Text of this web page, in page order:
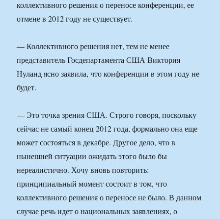
коллективного решения о переносе конференции, ее
отмене в 2012 году не существует.
— Коллективного решения нет, тем не менее
представитель Госдепартамента США Виктория
Нуланд ясно заявила, что конференции в этом году не
будет.
— Это точка зрения США. Строго говоря, поскольку
сейчас не самый конец 2012 года, формально она еще
может состояться в декабре. Другое дело, что в
нынешней ситуации ожидать этого было бы
нереалистично. Хочу вновь повторить:
принципиальный момент состоит в том, что
коллективного решения о переносе не было. В данном
случае речь идет о национальных заявлениях, о